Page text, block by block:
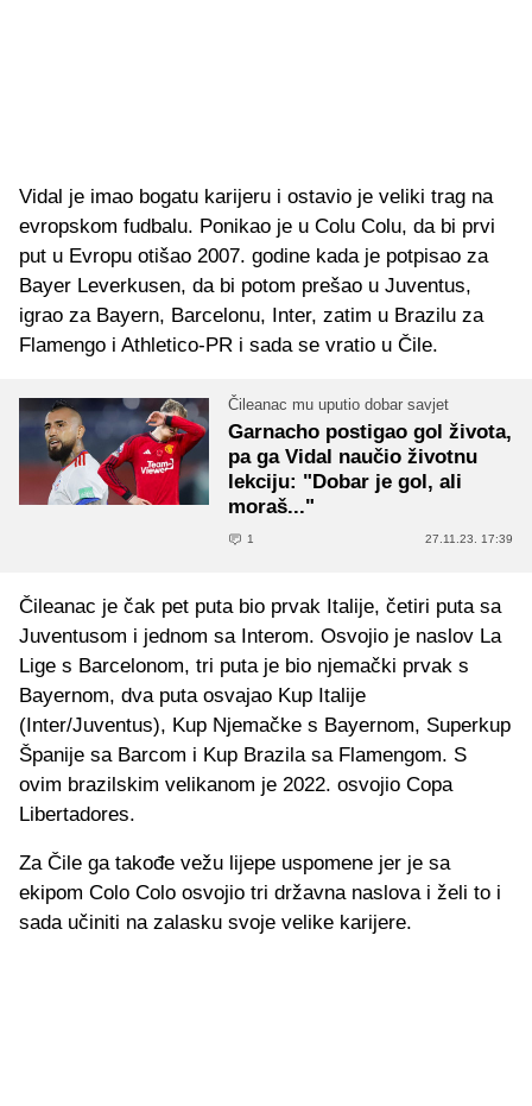
Vidal je imao bogatu karijeru i ostavio je veliki trag na
evropskom fudbalu. Ponikao je u Colu Colu, da bi prvi
put u Evropu otišao 2007. godine kada je potpisao za
Bayer Leverkusen, da bi potom prešao u Juventus,
igrao za Bayern, Barcelonu, Inter, zatim u Brazilu za
Flamengo i Athletico-PR i sada se vratio u Čile.
Čileanac mu uputio dobar savjet
Garnacho postigao gol života,
pa ga Vidal naučio životnu
lekciju: "Dobar je gol, ali
moraš..."
1 27.11.23. 17:39
Čileanac je čak pet puta bio prvak Italije, četiri puta sa
Juventusom i jednom sa Interom. Osvojio je naslov La
Lige s Barcelonom, tri puta je bio njemački prvak s
Bayernom, dva puta osvajao Kup Italije
(Inter/Juventus), Kup Njemačke s Bayernom, Superkup
Španije sa Barcom i Kup Brazila sa Flamengom. S
ovim brazilskim velikanom je 2022. osvojio Copa
Libertadores.
Za Čile ga takođe vežu lijepe uspomene jer je sa
ekipom Colo Colo osvojio tri državna naslova i želi to i
sada učiniti na zalasku svoje velike karijere.